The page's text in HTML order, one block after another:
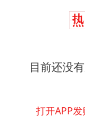
目前还没
打开APP